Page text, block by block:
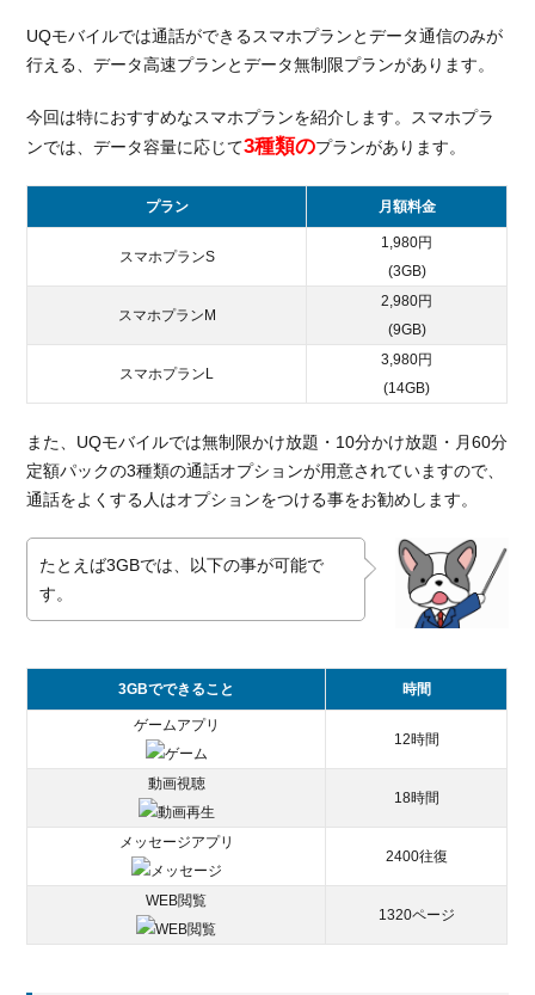
UQモバイルでは通話ができるスマホプランとデータ通信のみが
行える、データ高速プランとデータ無制限プランがあります。
今回は特におすすめなスマホプランを紹介します。スマホプラ
ンでは、データ容量に応じて3種類のプランがあります。
プラン 月額料金
スマホプランS
1,980円
(3GB)
スマホプランM
2,980円
(9GB)
スマホプランL
3,980円
(14GB)
また、UQモバイルでは無制限かけ放題・10分かけ放題・月60分
定額パックの3種類の通話オプションが用意されていますので、
通話をよくする人はオプションをつける事をお勧めします。
たとえば3GBでは、以下の事が可能で
す。
3GBでできること 時間
ゲームアプリ
12時間
動画視聴
18時間
メッセージアプリ
2400往復
WEB閲覧
1320ページ